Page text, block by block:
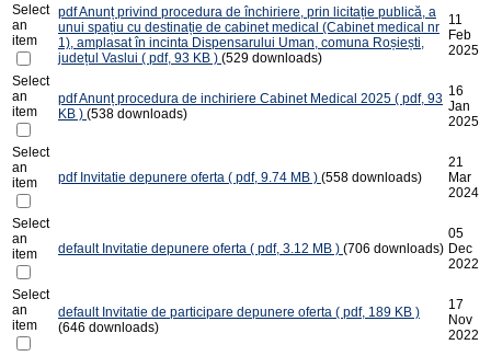
Select
an
item
pdfAnunț privind procedura de închiriere, prin licitație publică, a
unui spațiu cu destinație de cabinet medical (Cabinet medical nr
1), amplasat în incinta Dispensarului Uman, comuna Roșiești,
județul Vaslui ( pdf, 93 KB ) (529 downloads)
11
Feb
2025
Select
an
item
pdfAnunț procedura de inchiriere Cabinet Medical 2025 ( pdf, 93
KB ) (538 downloads)
16
Jan
2025
Select
an
item
pdf Invitatie depunere oferta ( pdf, 9.74 MB ) (558 downloads)
21
Mar
2024
Select
an
item
default Invitatie depunere oferta ( pdf, 3.12 MB ) (706 downloads)
05
Dec
2022
Select
an
item
default Invitatie de participare depunere oferta ( pdf, 189 KB )
(646 downloads)
17
Nov
2022